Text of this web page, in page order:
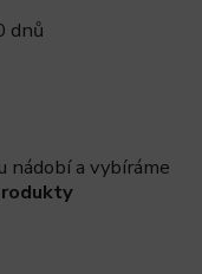
dnů
nádobí a vybíráme